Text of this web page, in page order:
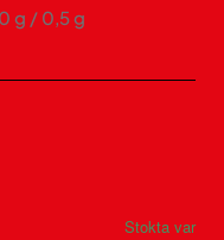
g / 0,5 g
Stokta var